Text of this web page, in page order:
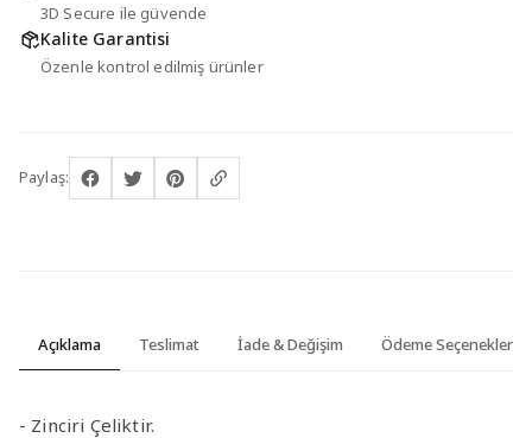
3D Secure ile güvende
Kalite Garantisi
Özenle kontrol edilmiş ürünler
Paylaş:
Açıklama Teslimat İade & Değişim Ödeme Seçenekleri
- Zinciri Çeliktir.